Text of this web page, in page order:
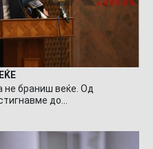
не браниш веќе. Од
до…